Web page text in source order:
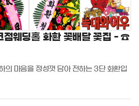
점웨딩홀 화환 꽃배달 꽃집 - ☎
의 마음을 정성껏 담아 전하는 3단 화환입